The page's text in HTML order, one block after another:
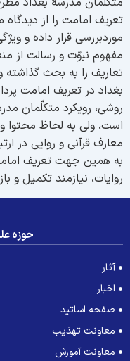
امامت را از
قرار داده و
نبوّت و رسالت از
را به بحث گذاشته و
در تعریف امامت
رویکرد متکلّمان
ولی به لحاظ محتوا و
قرآنی و روایی در
همین جهت تعریف امامت
نیازمند تکمیل و
حوزه
آثار
اخبار
صفحه اساتید
معاونت تهذیب
معاونت آموزش